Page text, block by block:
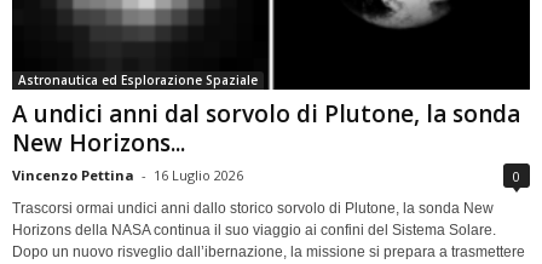
Astronautica ed Esplorazione Spaziale
A undici anni dal sorvolo di Plutone, la sonda
New Horizons...
Vincenzo Pettina - 16 Luglio 2026 0
Trascorsi ormai undici anni dallo storico sorvolo di Plutone, la sonda New
Horizons della NASA continua il suo viaggio ai confini del Sistema Solare.
Dopo un nuovo risveglio dall’ibernazione, la missione si prepara a trasmettere